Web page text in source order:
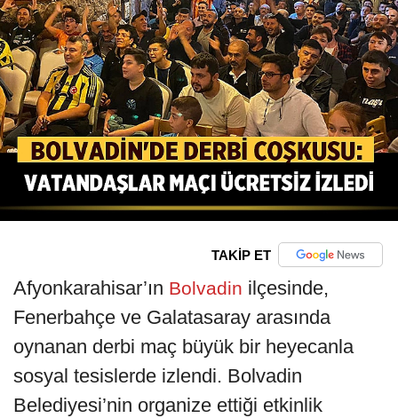
TAKİP ET
Afyonkarahisar’ın Bolvadin ilçesinde,
Fenerbahçe ve Galatasaray arasında
oynanan derbi maç büyük bir heyecanla
sosyal tesislerde izlendi. Bolvadin
Belediyesi’nin organize ettiği etkinlik